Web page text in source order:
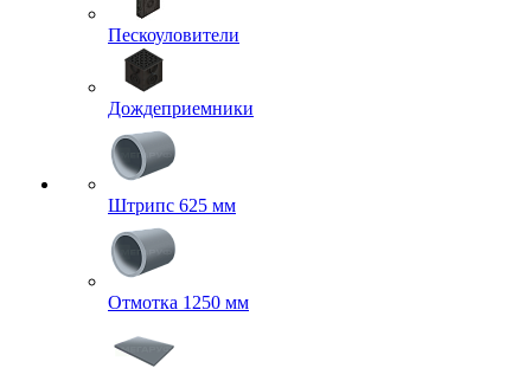
Пескоуловители
Дождеприемники
Штрипс 625 мм
Отмотка 1250 мм